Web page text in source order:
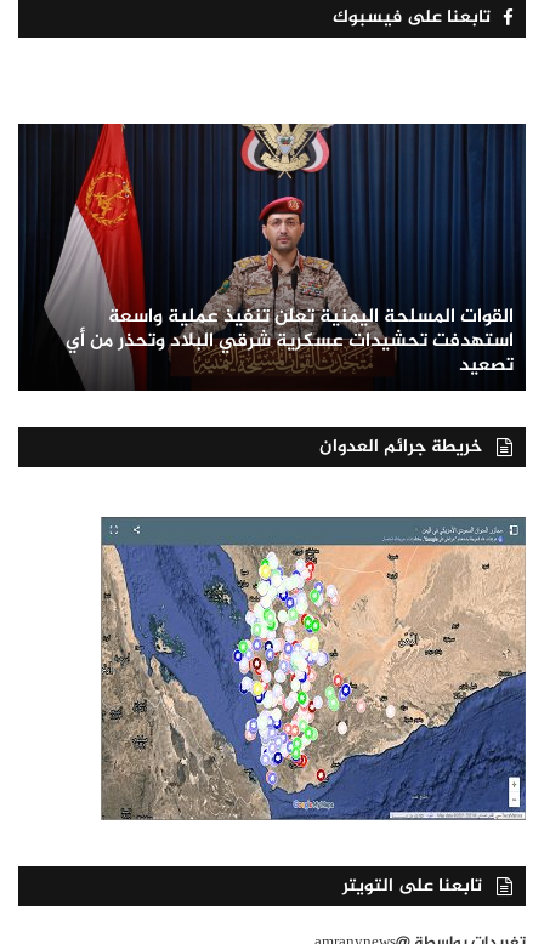
تابعنا على فيسبوك
القوات المسلحة اليمنية تعلن تنفيذ عملية واسعة
استهدفت تحشيدات عسكرية شرقي البلاد وتحذر من أي
تصعيد
خريطة جرائم العدوان
تابعنا على التويتر